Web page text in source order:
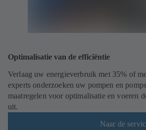
Optimalisatie van de efficiëntie
Verlaag uw energieverbruik met 35% of
experts onderzoeken uw pompen en
maatregelen voor optimalisatie en voeren
uit.
Naar de